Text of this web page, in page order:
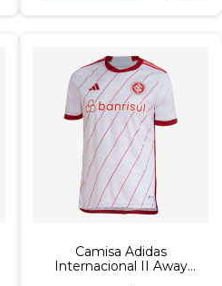
Camisa Adidas
Internacional II Away